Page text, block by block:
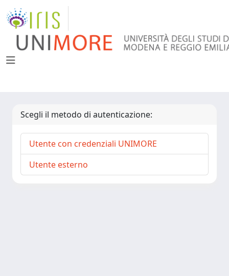
Scegli il metodo di autenticazione:
Utente con credenziali UNIMORE
Utente esterno